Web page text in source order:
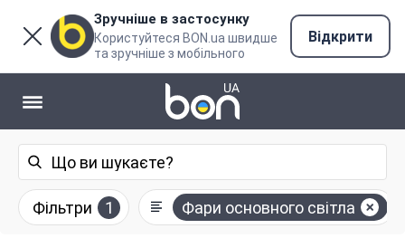
Зручніше в застосунку
Користуйтеся BON.ua швидше
та зручніше з мобільного
Відкрити
Фільтри 1 Фари основного світла